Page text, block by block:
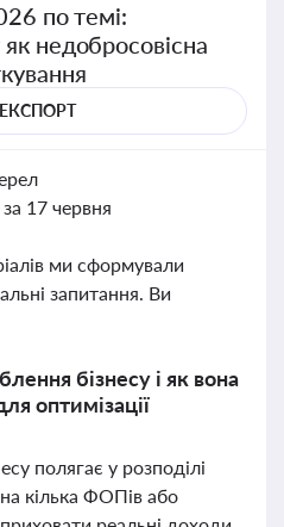
по темі:
недобросовісна
ЕКСПОРТ
17 червня
ми сформували
запитання. Ви
бізнесу і як вона
оптимізації
полягає у розподілі
кілька ФОПів або